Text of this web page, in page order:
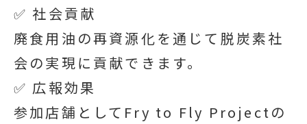
✅ 社会貢献
廃食用油の再資源化を通じて脱炭素社
会の実現に貢献できます。
✅ 広報効果
参加店舗としてFry to Fly Projectの